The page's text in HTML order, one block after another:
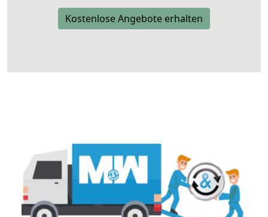
Kostenlose Angebote erhalten